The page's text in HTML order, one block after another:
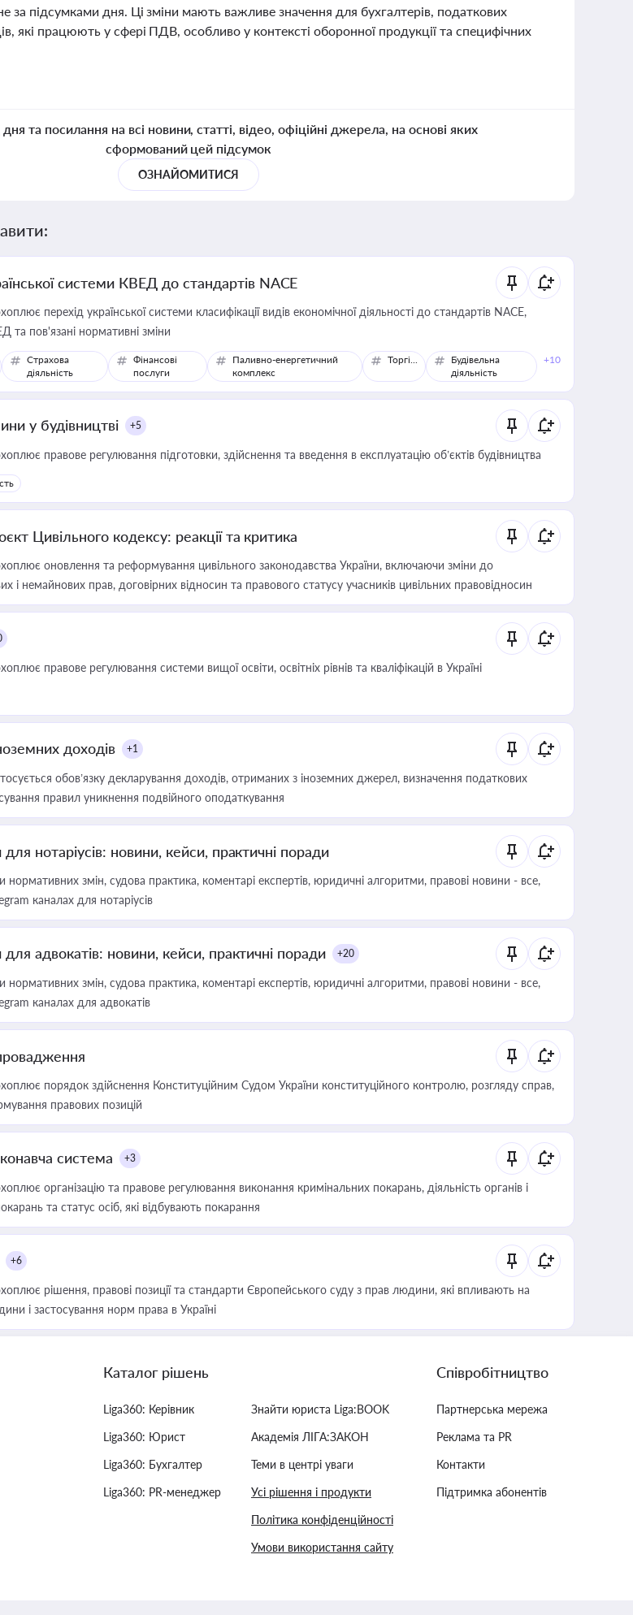
за підсумками дня. Ці зміни мають важливе значення для бухгалтерів, податкових
які працюють у сфері ПДВ, особливо у контексті оборонної продукції та специфічних
та посилання на всі новини, статті, відео, офіційні джерела, на основі яких
сформований цей підсумок
ОЗНАЙОМИТИСЯ
системи КВЕД до стандартів NACE
перехід української системи класифікації видів економічної діяльності до стандартів NACE,
та пов'язані нормативні зміни
Страхова
діяльність
Фінансові
послуги
Паливно-енергетичний
комплекс
Торгівля
Будівельна
діяльність
+10
у будівництві +5
правове регулювання підготовки, здійснення та введення в експлуатацію об’єктів будівництва
Цивільного кодексу: реакції та критика
оновлення та реформування цивільного законодавства України, включаючи зміни до
і немайнових прав, договірних відносин та правового статусу учасників цивільних правовідносин
правове регулювання системи вищої освіти, освітніх рівнів та кваліфікацій в Україні
доходів +1
обов’язку декларування доходів, отриманих з іноземних джерел, визначення податкових
правил уникнення подвійного оподаткування
нотаріусів: новини, кейси, практичні поради
нормативних змін, судова практика, коментарі експертів, юридичні алгоритми, правові новини - все,
каналах для нотаріусів
адвокатів: новини, кейси, практичні поради +20
нормативних змін, судова практика, коментарі експертів, юридичні алгоритми, правові новини - все,
каналах для адвокатів
порядок здійснення Конституційним Судом України конституційного контролю, розгляду справ,
правових позицій
система +3
організацію та правове регулювання виконання кримінальних покарань, діяльність органів і
та статус осіб, які відбувають покарання
+6
рішення, правові позиції та стандарти Європейського суду з прав людини, які впливають на
і застосування норм права в Україні
Каталог рішень
Liga360: Керівник
Liga360: Юрист
Liga360: Бухгалтер
Liga360: PR-менеджер
Знайти юриста Liga:BOOK
Академія ЛІГА:ЗАКОН
Теми в центрі уваги
Усі рішення і продукти
Політика конфіденційності
Умови використання сайту
Співробітництво
Партнерська мережа
Реклама та PR
Контакти
Підтримка абонентів